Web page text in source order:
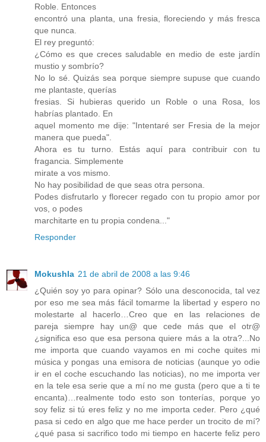
Roble. Entonces
encontró una planta, una fresia, floreciendo y más fresca
que nunca.
El rey preguntó:
¿Cómo es que creces saludable en medio de este jardín
mustio y sombrío?
No lo sé. Quizás sea porque siempre supuse que cuando
me plantaste, querías
fresias. Si hubieras querido un Roble o una Rosa, los
habrías plantado. En
aquel momento me dije: "Intentaré ser Fresia de la mejor
manera que pueda".
Ahora es tu turno. Estás aquí para contribuir con tu
fragancia. Simplemente
mirate a vos mismo.
No hay posibilidad de que seas otra persona.
Podes disfrutarlo y florecer regado con tu propio amor por
vos, o podes
marchitarte en tu propia condena..."
Responder
Mokushla 21 de abril de 2008 a las 9:46
¿Quién soy yo para opinar? Sólo una desconocida, tal vez
por eso me sea más fácil tomarme la libertad y espero no
molestarte al hacerlo…Creo que en las relaciones de
pareja siempre hay un@ que cede más que el otr@
¿significa eso que esa persona quiere más a la otra?...No
me importa que cuando vayamos en mi coche quites mi
música y pongas una emisora de noticias (aunque yo odie
ir en el coche escuchando las noticias), no me importa ver
en la tele esa serie que a mí no me gusta (pero que a ti te
encanta)…realmente todo esto son tonterías, porque yo
soy feliz si tú eres feliz y no me importa ceder. Pero ¿qué
pasa si cedo en algo que me hace perder un trocito de mí?
¿qué pasa si sacrifico todo mi tiempo en hacerte feliz pero